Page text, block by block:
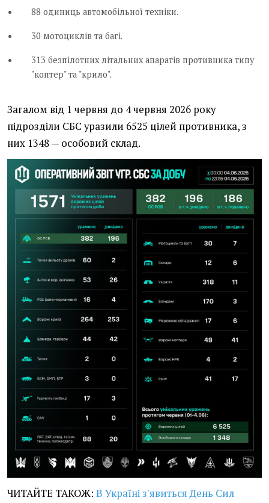
88 одиниць автомобільної техніки.
30 мотоциклів та багі.
313 безпілотних літальних апаратів противника типу
"коптер" та "крило".
Загалом від 1 червня до 4 червня 2026 року
підрозділи СБС уразили 6525 цілей противника, з
них 1348 — особовий склад.
ЧИТАЙТЕ ТАКОЖ: В Україні з'явиться День Сил